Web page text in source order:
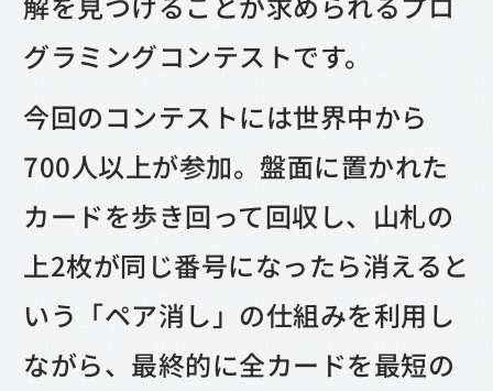
グラミングコンテストです。
今回のコンテストには世界中から
700人以上が参加。盤面に置かれた
カードを歩き回って回収し、山札の
上2枚が同じ番号になったら消えると
いう「ペア消し」の仕組みを利用し
ながら、最終的に全カードを最短の